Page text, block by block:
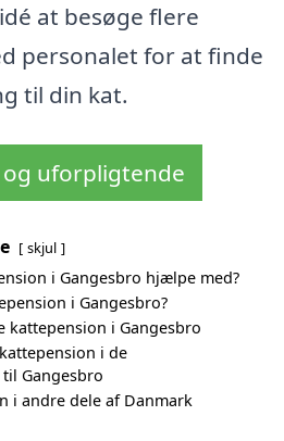
at besøge flere
personalet for at finde
til din kat.
uforpligtende
skjul
i Gangesbro hjælpe med?
i Gangesbro?
kattepension i Gangesbro
i de
Gangesbro
i andre dele af Danmark